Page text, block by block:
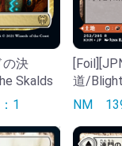
の決
Skalds
1
道/
NM